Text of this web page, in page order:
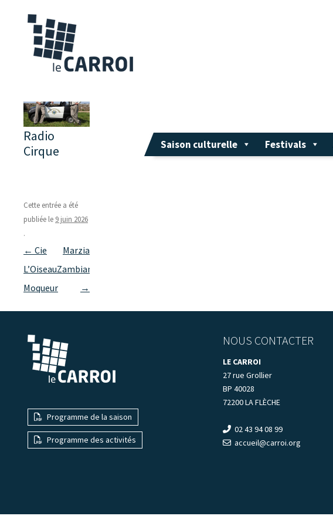
Saison culturelle Festivals
Radio
Cirque
Cette entrée a été
publiée le 9 juin 2026
.
Navigation
des
articles
← Cie
L’Oiseau
Moqueur
Marzia
Zambianchi
→
Programme de la saison
Programme des activités
NOUS CONTACTER
LE CARROI
27 rue Grollier
BP 40028
72200 LA FLÈCHE
02 43 94 08 99
accueil@carroi.org